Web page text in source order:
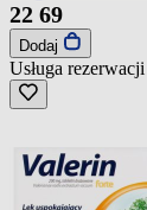
22 69
Dodaj
Usługa